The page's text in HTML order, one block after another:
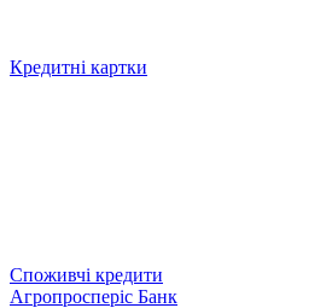
Кредитні картки
Споживчі кредити
Агропросперіс Банк